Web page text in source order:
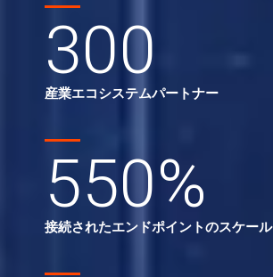
300
産業エコシステムパートナー
550%
接続されたエンドポイントのスケール